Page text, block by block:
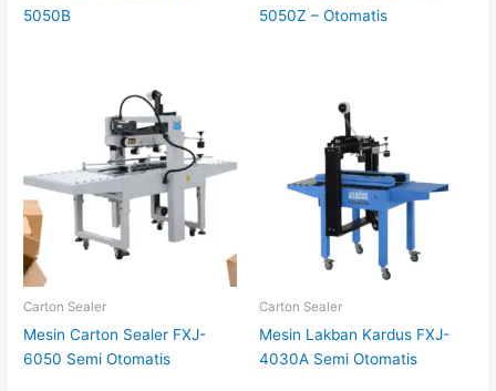
5050B
5050Z – Otomatis
Carton Sealer
Mesin Carton Sealer FXJ-
6050 Semi Otomatis
Carton Sealer
Mesin Lakban Kardus FXJ-
4030A Semi Otomatis